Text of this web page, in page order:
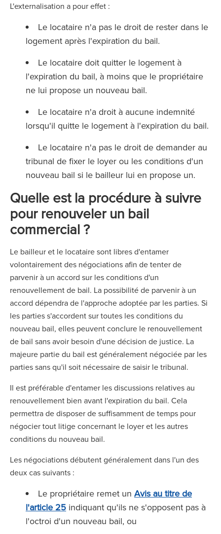
L'externalisation a pour effet :
Le locataire n'a pas le droit de rester dans le
logement après l'expiration du bail.
Le locataire doit quitter le logement à
l'expiration du bail, à moins que le propriétaire
ne lui propose un nouveau bail.
Le locataire n'a droit à aucune indemnité
lorsqu'il quitte le logement à l'expiration du bail.
Le locataire n'a pas le droit de demander au
tribunal de fixer le loyer ou les conditions d'un
nouveau bail si le bailleur lui en propose un.
Quelle est la procédure à suivre
pour renouveler un bail
commercial ?
Le bailleur et le locataire sont libres d'entamer
volontairement des négociations afin de tenter de
parvenir à un accord sur les conditions d'un
renouvellement de bail. La possibilité de parvenir à un
accord dépendra de l'approche adoptée par les parties. Si
les parties s'accordent sur toutes les conditions du
nouveau bail, elles peuvent conclure le renouvellement
de bail sans avoir besoin d'une décision de justice. La
majeure partie du bail est généralement négociée par les
parties sans qu'il soit nécessaire de saisir le tribunal.
Il est préférable d'entamer les discussions relatives au
renouvellement bien avant l'expiration du bail. Cela
permettra de disposer de suffisamment de temps pour
négocier tout litige concernant le loyer et les autres
conditions du nouveau bail.
Les négociations débutent généralement dans l'un des
deux cas suivants :
Le propriétaire remet un Avis au titre de
l'article 25 indiquant qu'ils ne s'opposent pas à
l'octroi d'un nouveau bail, ou